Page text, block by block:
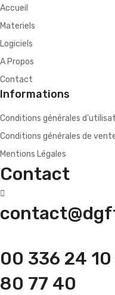
Accueil
Materiels
Logiciels
A Propos
Contact
Informations
Conditions générales
Conditions générales de
Mentions Légales
Contact
00 336 24
80 77 40